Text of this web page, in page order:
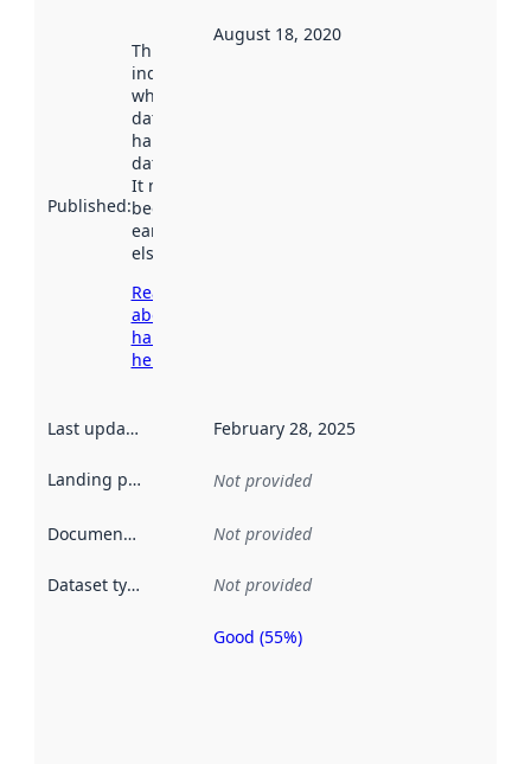
Published:
This date
indicates
when the
dataset was
harvested by
data.norge.no.
It may have
been available
earlier
elsewhere.
Read more
about
harvesting
here
August 18, 2020
Last updated February 28, 2025
Landing page Not provided
Documentation Not provided
Dataset type Not provided
Metadata
Good (55%)